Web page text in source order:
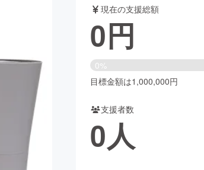
舞台・パフォーマンス
アニメ・漫画
ビューティー・ヘルスケア
現在の支援総額
0円
0%
目標金額は1,000,000円
支援者数
0人